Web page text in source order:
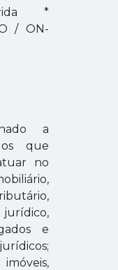
*
/ ON-
a
que
no
e